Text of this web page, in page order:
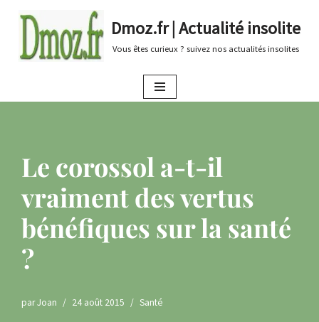
au
Dmoz.fr | Actualité insolite
Vous êtes curieux ? suivez nos actualités insolites
Le corossol a-t-il
vraiment des vertus
bénéfiques sur la santé
?
parJoan 24 août 2015 Santé